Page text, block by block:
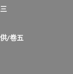
/卷五